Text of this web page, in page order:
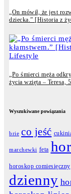
„On mówił, że jest
dziecka.” [Historia z
Lifestyle
„Po śmierci męża
życia wzięta – Teresa,
Wyszukiwane powiązania
brie co jeść
marchewki feta
horoskop comiesięczny
dzienny